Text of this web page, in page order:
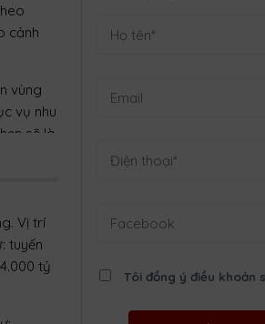
Tôi đồng ý điều khoản
cảnh
vùng
vụ nhu
sẽ là
Bàu
Vị trí
tuyến
tỷ